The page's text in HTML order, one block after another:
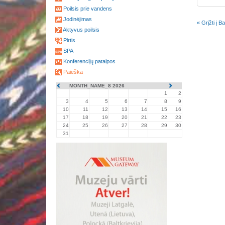
Poilsis prie vandens
Jodinėjimas
Aktyvus poilsis
Pirtis
SPA
Konferencijų patalpos
Paieška
MONTH_NAME_8 2026
1
2
3
4 5 6 7 8
9
10
11 12 13 14 15
16
17
18 19 20 21 22
23
24
25 26 27 28 29
30
31
« Grįžti į